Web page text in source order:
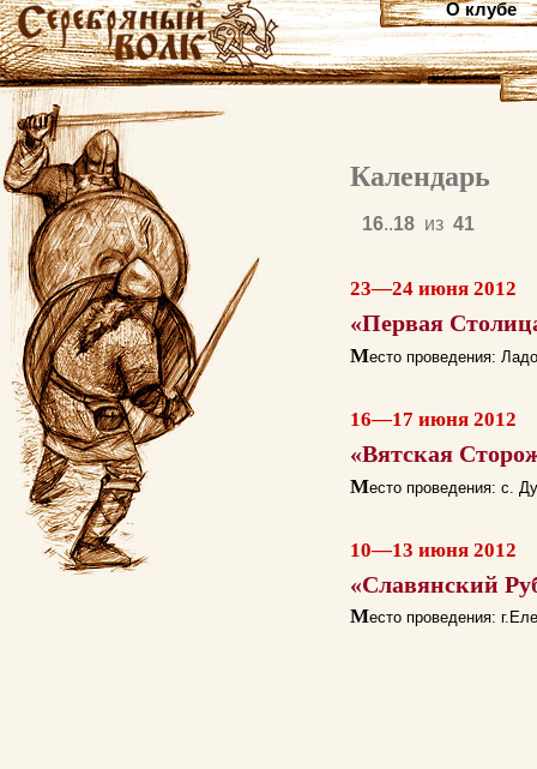
О клубе
Календарь
16..18 из 41
23—24 июня 2012
«Первая
Место проведения:
16—17 июня 2012
«Вятская
Место проведения: с.
10—13 июня 2012
«Славянский
Место проведения: